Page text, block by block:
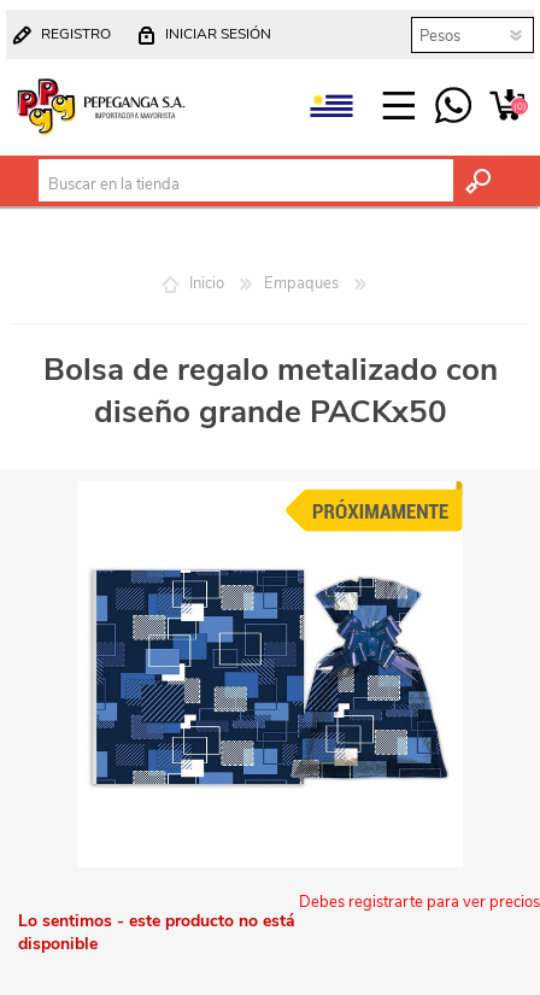
REGISTRO INICIAR SESIÓN
(0)
Inicio Empaques
Bolsa de regalo metalizado con
diseño grande PACKx50
Debes registrarte para ver precios
Lo sentimos - este producto no está
disponible